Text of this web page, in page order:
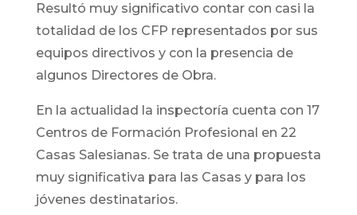
Resultó muy significativo contar con casi la
totalidad de los CFP representados por sus
equipos directivos y con la presencia de
algunos Directores de Obra.
En la actualidad la inspectoría cuenta con 17
Centros de Formación Profesional en 22
Casas Salesianas. Se trata de una propuesta
muy significativa para las Casas y para los
jóvenes destinatarios.